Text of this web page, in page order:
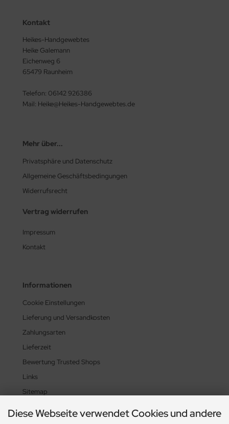
Kontakt
Heikes-Handgewebtes
Heike Galemann
Eichenweg 6
65479 Raunheim
Telefon: 06142 926386
Mail: Heike@Heikes-Handgewebtes.de
Mehr über...
Privatsphäre und Datenschutz
Allgemeine Geschäftsbedingungen
Widerrufsrecht
Vertrag widerrufen
Impressum
Kontakt
Informationen
Cookie Einstellungen
Lieferung und Versandkosten
Zahlungsarten
Lieferzeit
Bewertung Trusted Shops
Links
Sitemap
Diese Webseite verwendet Cookies und andere